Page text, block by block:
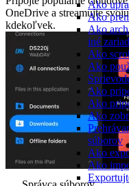
Ako
Ako
Ako
iné
Ako
Ako
Ako
Ako
Ako
súborov
Ako
Ako
OneDrive a streamujte
kdekoľvek.